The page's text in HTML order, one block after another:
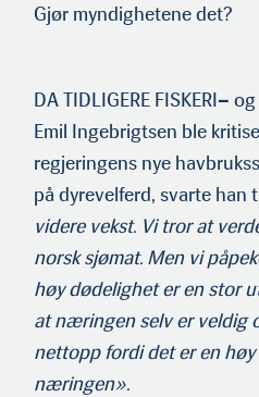
Gjør myndighetene det?
DA TIDLIGERE FISKERI– og
Emil Ingebrigtsen ble
regjeringens nye
på dyrevelferd, svarte han
videre vekst. Vi tror at
norsk sjømat. Men vi
høy dødelighet er en stor
at næringen selv er veldig
nettopp fordi det er en
næringen».